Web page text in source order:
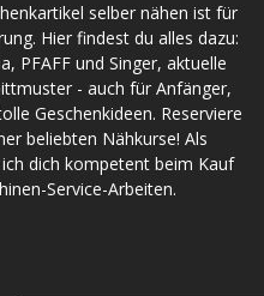
selber nähen ist für
Hier findest du alles dazu:
PFAFF und Singer, aktuelle
- auch für Anfänger,
Geschenkideen. Reserviere
beliebten Nähkurse! Als
dich kompetent beim Kauf
Service-Arbeiten.